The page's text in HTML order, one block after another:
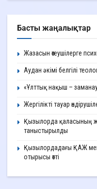
Басты жаңалықтар
Жазасын өтеушілерге
Аудан әкімі белгілі
«Ұлттық нақыш –
Жергілікті тауар
Қызылорда қаласының
таныстырылды
Қызылордадағы ҚАЖ
отырысы өтті